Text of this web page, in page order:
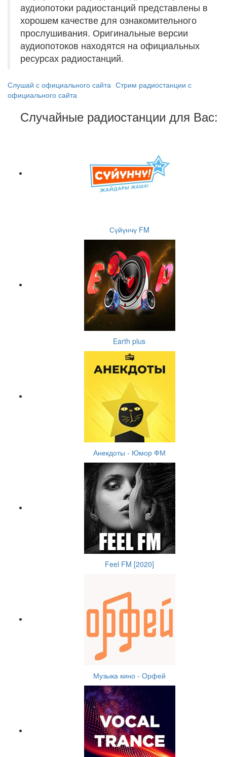
аудиопотоки радиостанций представлены в
хорошем качестве для ознакомительного
прослушивания. Оригинальные версии
аудиопотоков находятся на официальных
ресурсах радиостанций.
Слушай с официального сайта Стрим радиостанции с
официального сайта
Случайные радиостанции для Вас:
Сүйүнчү FM
Earth plus
Анекдоты - Юмор ФМ
Feel FM [2020]
Музыка кино - Орфей